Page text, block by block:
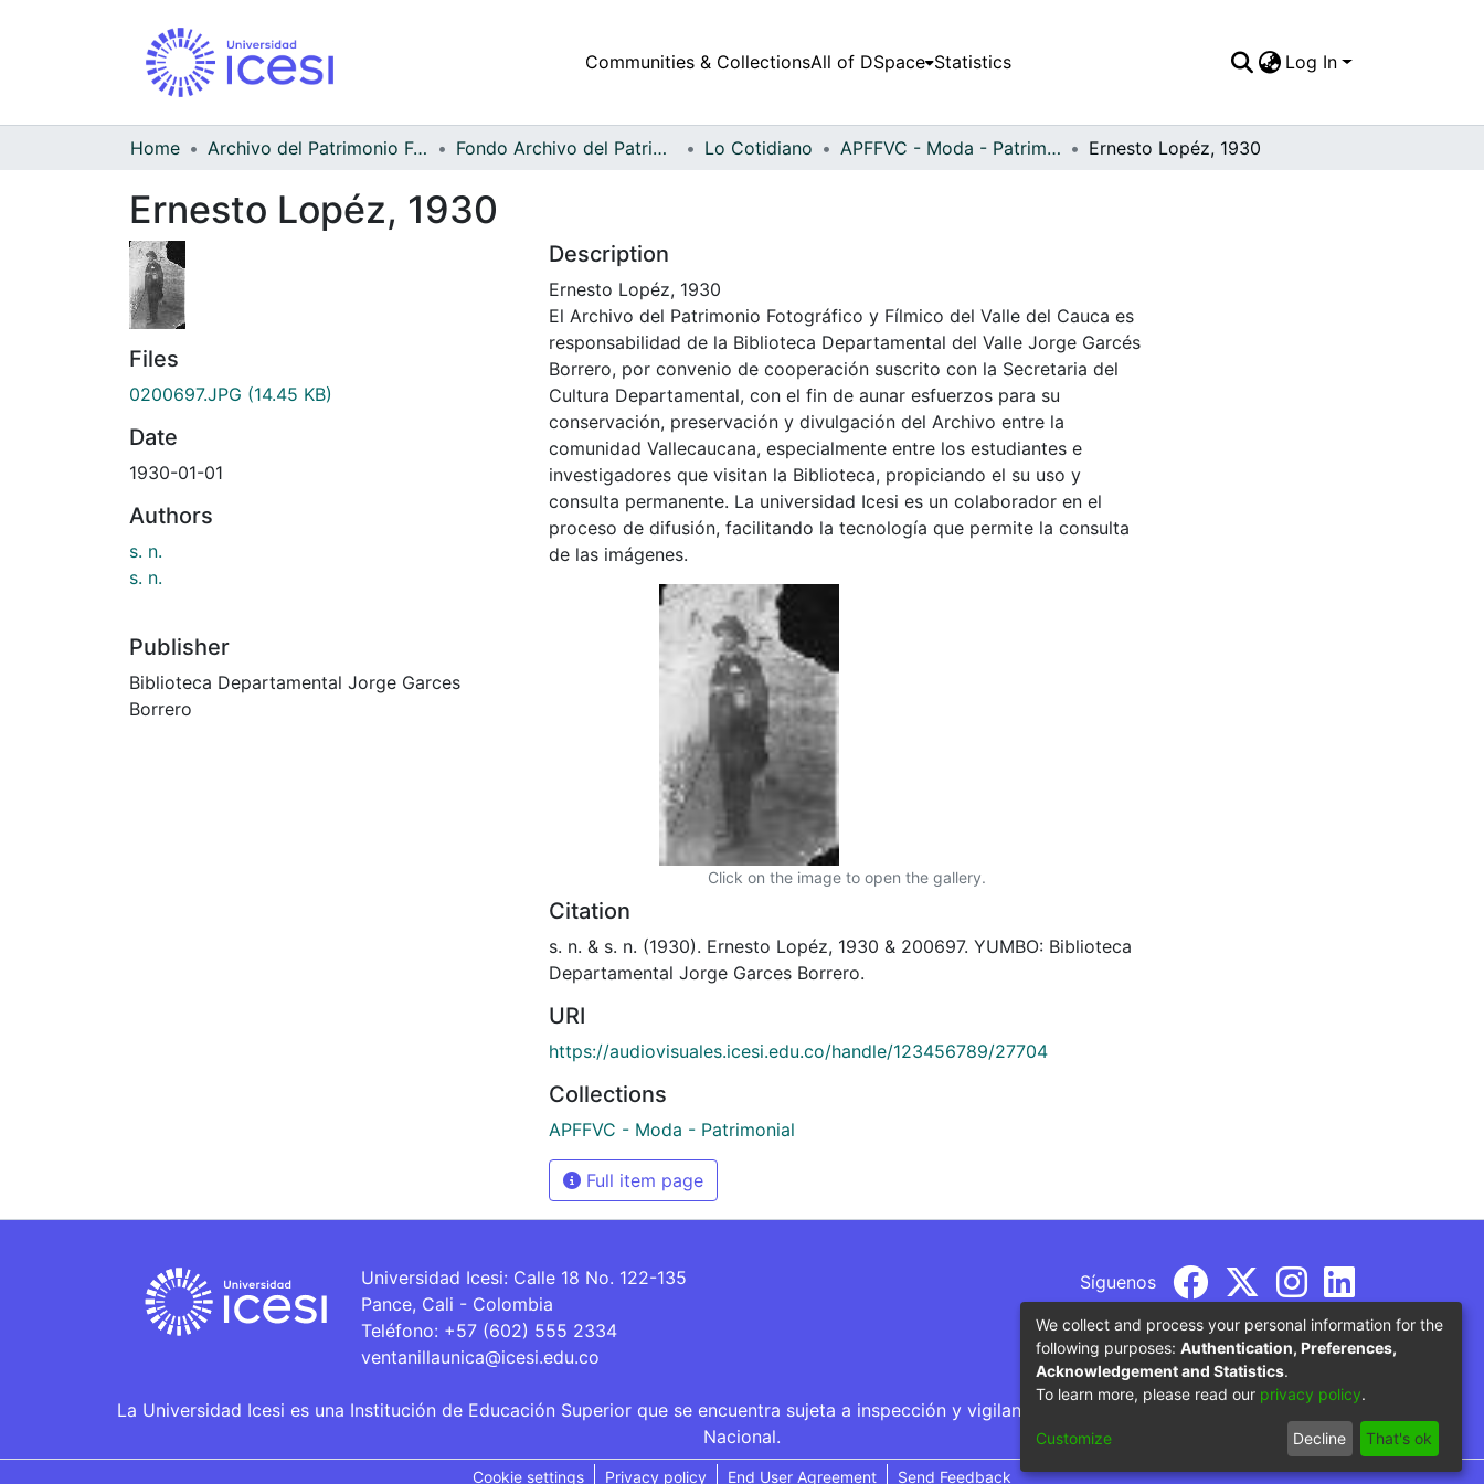
Communities & CollectionsAll of DSpace Statistics Log In
Home Archivo del Patrimonio Fotográfico y Fílmico del Valle del Cauca Fondo Archivo del Patrimonio Fotográfico y Fílmico del Valle del Cauca Lo Cotidiano APFFVC - Moda - Patrimonial Ernesto Lopéz, 1930
Ernesto Lopéz, 1930
Files
0200697.JPG (14.45 KB)
Date
1930-01-01
Authors
s. n.
s. n.
Publisher
Biblioteca Departamental Jorge Garces
Borrero
Description
Ernesto Lopéz, 1930
El Archivo del Patrimonio Fotográfico y Fílmico del Valle del Cauca es
responsabilidad de la Biblioteca Departamental del Valle Jorge Garcés
Borrero, por convenio de cooperación suscrito con la Secretaria del
Cultura Departamental, con el fin de aunar esfuerzos para su
conservación, preservación y divulgación del Archivo entre la
comunidad Vallecaucana, especialmente entre los estudiantes e
investigadores que visitan la Biblioteca, propiciando el su uso y
consulta permanente. La universidad Icesi es un colaborador en el
proceso de difusión, facilitando la tecnología que permite la consulta
de las imágenes.
Click on the image to open the gallery.
Citation
s. n. & s. n. (1930). Ernesto Lopéz, 1930 & 200697. YUMBO: Biblioteca
Departamental Jorge Garces Borrero.
URI
https://audiovisuales.icesi.edu.co/handle/123456789/27704
Collections
APFFVC - Moda - Patrimonial
Full item page
Universidad Icesi: Calle 18 No. 122-135
Pance, Cali - Colombia
Teléfono: +57 (602) 555 2334
ventanillaunica@icesi.edu.co
Síguenos
La Universidad Icesi es una Institución de Educación Superior que se encuentra sujeta a inspección y vigilancia por parte del Ministerio de Educación
Nacional.
Cookie settings Privacy policy End User Agreement Send Feedback
We collect and process your personal information for the
following purposes: Authentication, Preferences,
Acknowledgement and Statistics.
To learn more, please read our privacy policy.
Customize Decline That's ok